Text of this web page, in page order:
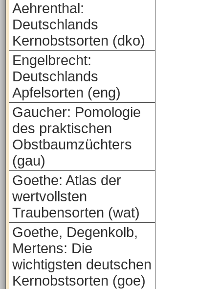
Aehrenthal:
Deutschlands
Kernobstsorten (dko)
Engelbrecht:
Deutschlands
Apfelsorten (eng)
Gaucher: Pomologie
des praktischen
Obstbaumzüchters
(gau)
Goethe: Atlas der
wertvollsten
Traubensorten (wat)
Goethe, Degenkolb,
Mertens: Die
wichtigsten deutschen
Kernobstsorten (goe)